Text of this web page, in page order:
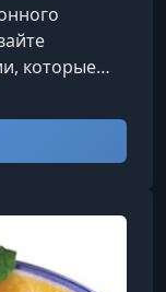
которые
и
вам
печенья